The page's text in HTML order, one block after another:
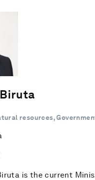
resources,
is the current